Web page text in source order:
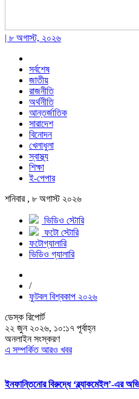
| ৮ অগাস্ট, ২০২৬
সর্বশেষ
জাতীয়
রাজনীতি
অর্থনীতি
আন্তর্জাতিক
সারাদেশ
বিনোদন
খেলাধুলা
স্বাস্থ্য
শিক্ষা
ই-পেপার
শনিবার , ৮ অগাস্ট ২০২৬
ভিডিও স্টোরি
ফটো স্টোরি
ফটোগ্যালারি
ভিডিও গ্যালারি
/
ফুটবল বিশ্বকাপ ২০২৬
ডেস্ক রিপোর্ট
২২ জুন ২০২৬, ১০:১৭ পূর্বাহ্ন
অনলাইন সংস্করণ
এ সম্পর্কিত আরও খবর
ইনফান্তিনোর বিরুদ্ধে ‘ব্ল্যাকমেইল’-এর